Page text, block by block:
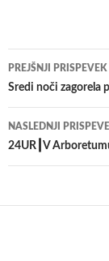
Krmarjenje
po
prispevkih
PREJŠNJI PRISPEVEK
Sredi noči zagorela
NASLEDNJI
24UR┃V